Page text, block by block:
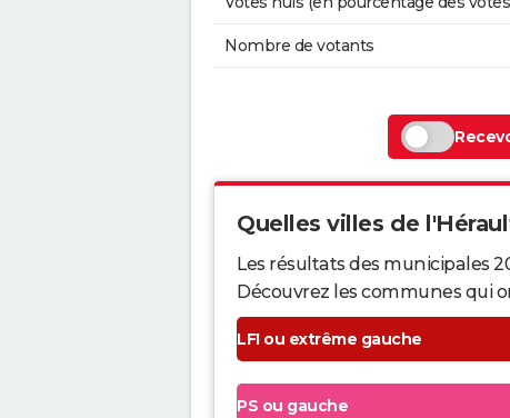
Nombre de votants
Quelles villes de
Les résultats des municipales
Découvrez les communes qui
LFI ou extrême gauche
PS ou gauche